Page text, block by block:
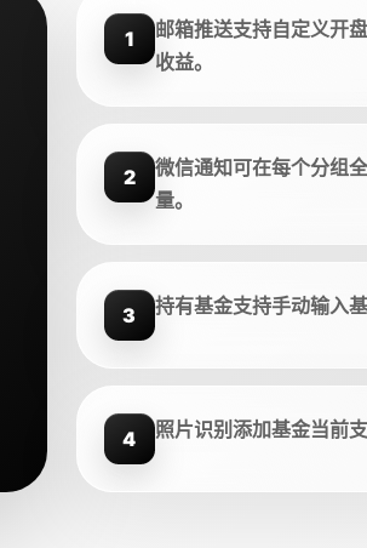
1
邮箱推送支持自定义开
收益。
2
微信通知可在每个分组
量。
3 持有基金支持手动输入
4 照片识别添加基金当前